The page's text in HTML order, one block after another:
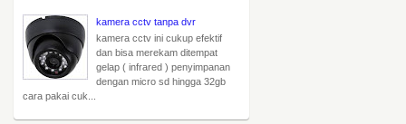
kamera cctv tanpa dvr
kamera cctv ini cukup efektif
dan bisa merekam ditempat
gelap ( infrared ) penyimpanan
dengan micro sd hingga 32gb
cara pakai cuk...